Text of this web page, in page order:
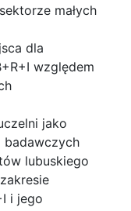
małych
dla
względem
jako
lubuskiego
i jego